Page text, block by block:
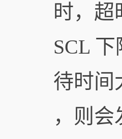
时，超
SCL
待时间
，则会